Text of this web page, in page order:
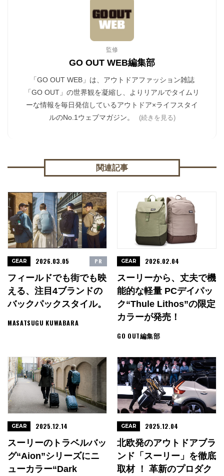
監修
GO OUT WEB編集部
「GO OUT WEB」は、アウトドアファッション雑誌
「GO OUT」の世界観を凝縮し、よりリアルでタイムリ
ーな情報を毎日発信しているアウトドア×ライフスタイ
ルのNo.1ウェブマガジン。
(続きを見る)
関連記事
フィールドでも街でも映
える、注目4ブランドの
バックパックスタイル。
MASATSUGU KUWABARA
GEAR 2026.03.05 PR
スーリーから、丈夫で機
能的な軽量 PCデイパッ
ク“Thule Lithos”の限定
カラーが発売！
GO OUT編集部
GEAR 2026.02.04
スーリーのトラベルバッ
グ“Aion”シリーズにニ
ューカラー“Dark
GEAR 2025.12.14
北欧発のアウトドアブラ
ンド「スーリー」を徹底
取材 ！ 革新のプロダク
GEAR 2025.12.04